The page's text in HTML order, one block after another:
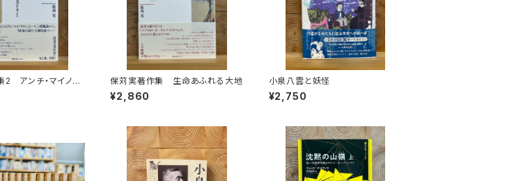
2 アンチ・マイノリ
保苅実著作集 生命あふれる大地
¥2,860
小泉八雲と妖怪
¥2,750